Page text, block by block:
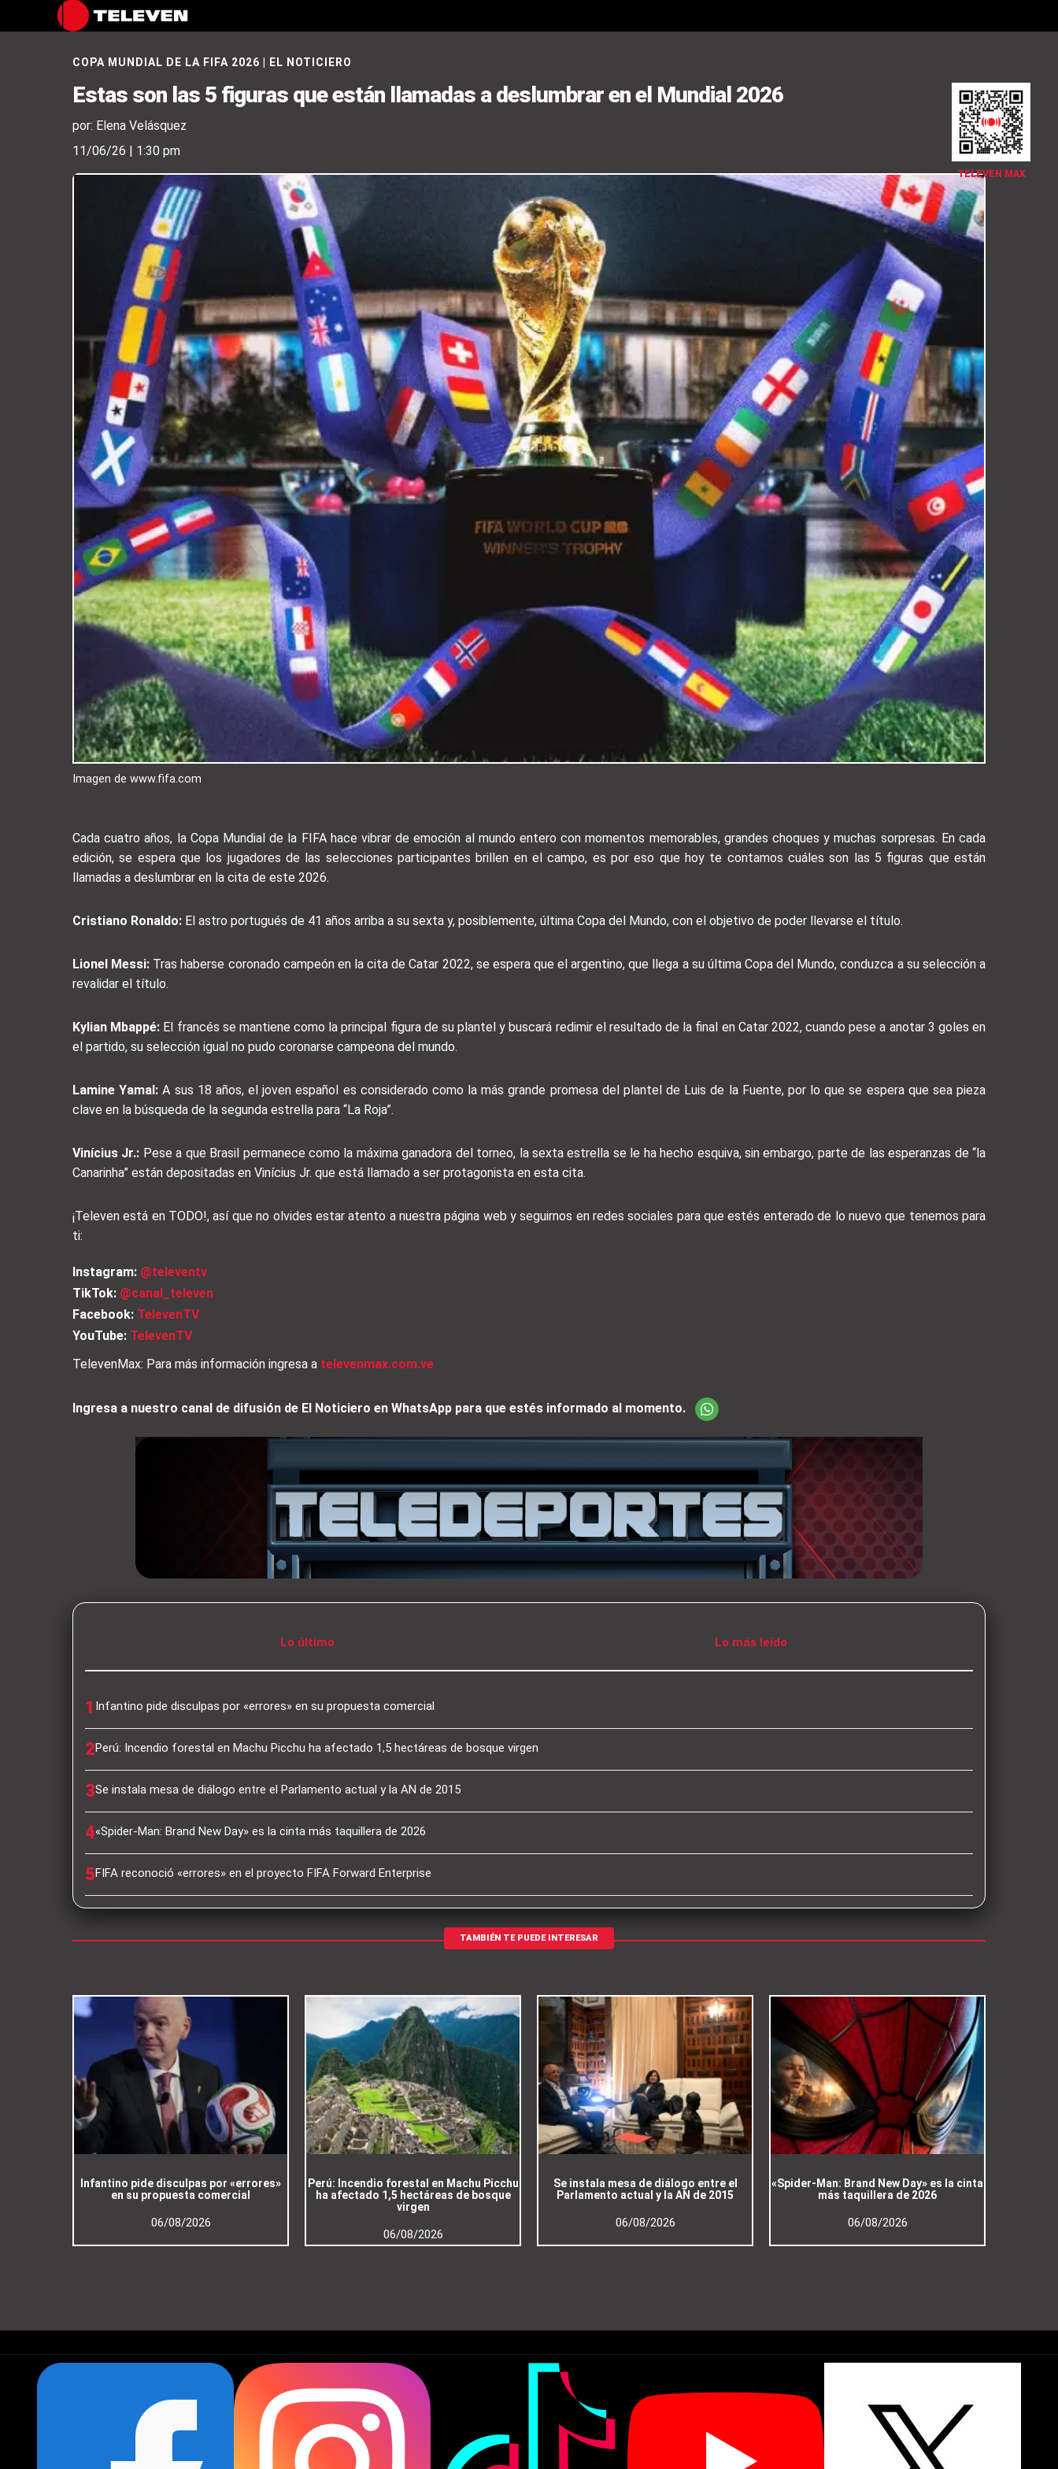
TELEVEN MAX
COPA MUNDIAL DE LA FIFA 2026 EL NOTICIERO
Estas son las 5 figuras que están llamadas a deslumbrar en el Mundial 2026
por: Elena Velásquez
11/06/26 | 1:30 pm
Imagen de www.fifa.com
Cada cuatro años, la Copa Mundial de la FIFA hace vibrar de emoción al mundo entero con momentos memorables, grandes choques y muchas sorpresas. En cada
edición, se espera que los jugadores de las selecciones participantes brillen en el campo, es por eso que hoy te contamos cuáles son las 5 figuras que están
llamadas a deslumbrar en la cita de este 2026.
Cristiano Ronaldo: El astro portugués de 41 años arriba a su sexta y, posiblemente, última Copa del Mundo, con el objetivo de poder llevarse el título.
Lionel Messi: Tras haberse coronado campeón en la cita de Catar 2022, se espera que el argentino, que llega a su última Copa del Mundo, conduzca a su selección a
revalidar el título.
Kylian Mbappé: El francés se mantiene como la principal figura de su plantel y buscará redimir el resultado de la final en Catar 2022, cuando pese a anotar 3 goles en
el partido, su selección igual no pudo coronarse campeona del mundo.
Lamine Yamal:A sus 18 años, el joven español es considerado como la más grande promesa del plantel de Luis de la Fuente, por lo que se espera que sea pieza
clave en la búsqueda de la segunda estrella para “La Roja”.
Vinícius Jr.: Pese a que Brasil permanece como la máxima ganadora del torneo, la sexta estrella se le ha hecho esquiva, sin embargo, parte de las esperanzas de “la
Canarinha” están depositadas en Vinícius Jr. que está llamado a ser protagonista en esta cita.
¡Televen está en TODO!, así que no olvides estar atento a nuestra página web y seguirnos en redes sociales para que estés enterado de lo nuevo que tenemos para
ti:
Instagram: @televentv
TikTok: @canal_televen
Facebook: TelevenTV
YouTube: TelevenTV
TelevenMax: Para más información ingresa a televenmax.com.ve
Ingresa a nuestro canal de difusión de El Noticiero en WhatsApp para que estés informado al momento.
Lo último Lo más leído
1 Infantino pide disculpas por «errores» en su propuesta comercial
2Perú: Incendio forestal en Machu Picchu ha afectado 1,5 hectáreas de bosque virgen
3Se instala mesa de diálogo entre el Parlamento actual y la AN de 2015
4«Spider-Man: Brand New Day» es la cinta más taquillera de 2026
5FIFA reconoció «errores» en el proyecto FIFA Forward Enterprise
TAMBIÉN TE PUEDE INTERESAR
Infantino pide disculpas por «errores»
en su propuesta comercial
06/08/2026
Perú: Incendio forestal en Machu Picchu
ha afectado 1,5 hectáreas de bosque
virgen
06/08/2026
Se instala mesa de diálogo entre el
Parlamento actual y la AN de 2015
06/08/2026
«Spider-Man: Brand New Day» es la cinta
más taquillera de 2026
06/08/2026